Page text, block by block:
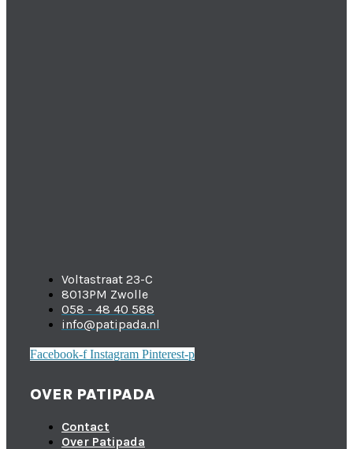
Voltastraat 23-C
8013PM Zwolle
058 - 48 40 588
info@patipada.nl
Facebook-f Instagram Pinterest-p
OVER PATIPADA
Contact
Over Patipada